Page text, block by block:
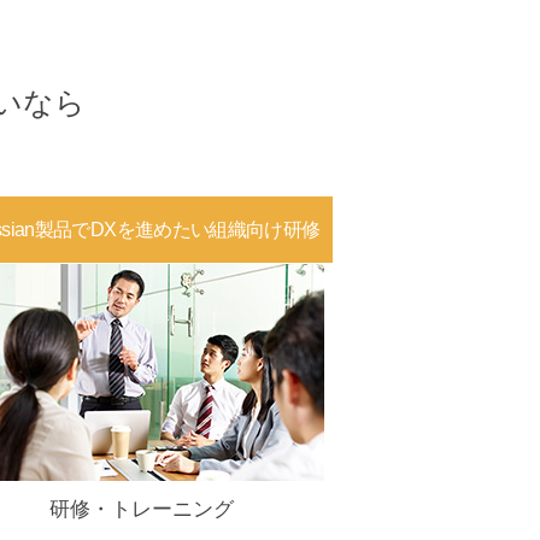
なら
製品でDXを進めたい組織向け研修
研修・トレーニング